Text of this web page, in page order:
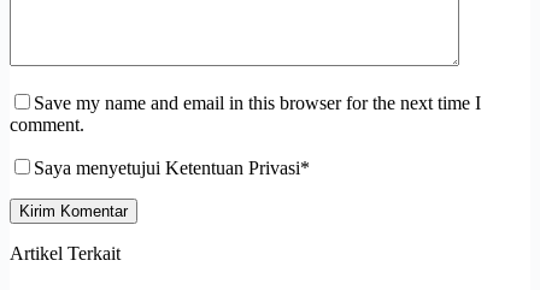
Save my name and email in this browser for the next time I
comment.
Saya menyetujui Ketentuan Privasi*
Kirim Komentar
Artikel Terkait